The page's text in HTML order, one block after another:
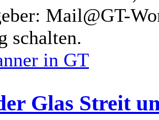
Mail@GT-
schalten.
in GT
Glas Streit